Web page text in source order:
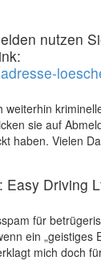
nutzen
weiterhin
sie auf
haben. Vielen
Easy Driving
für
ein „geistiges
mich doch